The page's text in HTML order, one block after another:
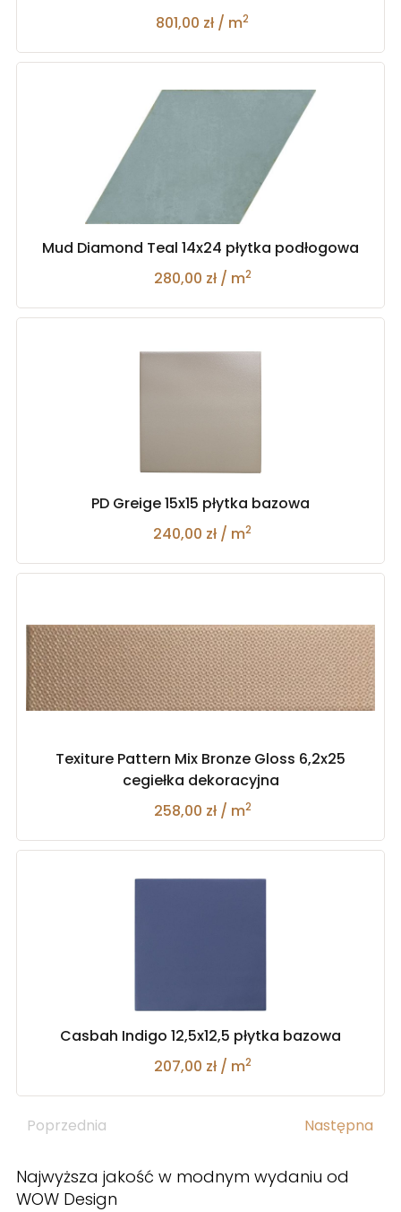
801,00 zł / m2
Mud Diamond Teal 14x24 płytka podłogowa
280,00 zł / m2
PD Greige 15x15 płytka bazowa
240,00 zł / m2
Texiture Pattern Mix Bronze Gloss 6,2x25
cegiełka dekoracyjna
258,00 zł / m2
Casbah Indigo 12,5x12,5 płytka bazowa
207,00 zł / m2
Poprzednia Następna
Najwyższa jakość w modnym wydaniu od
WOW Design